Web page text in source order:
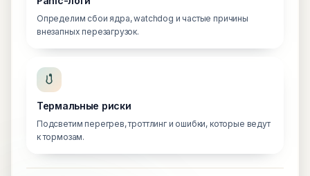
Определим сбои ядра, watchdog и частые причины
внезапных перезагрузок.
Термальные риски
Подсветим перегрев, троттлинг и ошибки, которые ведут
к тормозам.